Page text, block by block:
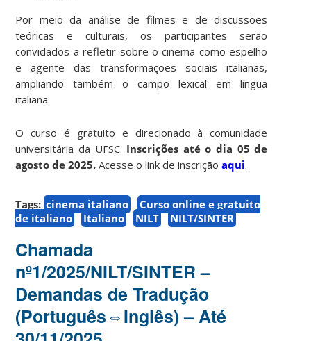
Por meio da análise de filmes e de discussões
teóricas e culturais, os participantes serão
convidados a refletir sobre o cinema como espelho
e agente das transformações sociais italianas,
ampliando também o campo lexical em língua
italiana.
O curso é gratuito e direcionado à comunidade
universitária da UFSC. Inscrições até o dia 05 de
agosto de 2025. Acesse o link de inscriçãoaqui.
Tags: cinema italiano
Curso online e gratuito
de italiano
Italiano NILT NILT/SINTER
Chamada
nº1/2025/NILT/SINTER –
Demandas de Tradução
(Português⇔Inglês) – Até